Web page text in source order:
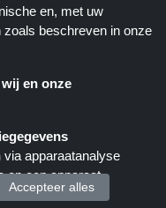
Shoppingspout DK
en, met uw
beschreven in onze
en onze
via apparaatanalyse
op een apparaat
Accepteer alles